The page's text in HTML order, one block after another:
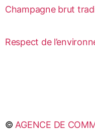
Champagne brut
Respect de
©AGENCE DE